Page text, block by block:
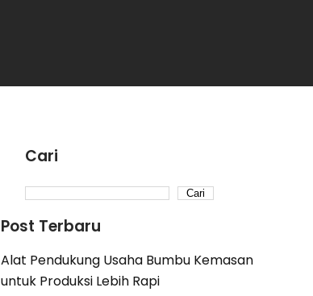
Cari
Cari
Post Terbaru
Alat Pendukung Usaha Bumbu Kemasan
untuk Produksi Lebih Rapi